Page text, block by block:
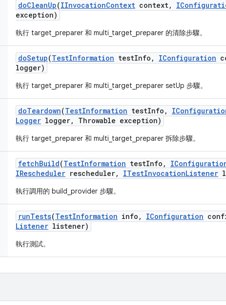
doCleanUp(IInvocationContext context,
exception)
執行 target_preparer 和 multi_target_preparer 的清除步驟。
doSetup(TestInformation testInfo , IConfiguration
logger)
執行 target_preparer 和 multi_target_preparer setUp 步驟。
doTeardown(TestInformation testInfo ,
Logger logger, Throwable exception)
執行 target_preparer 和 multi_target_preparer 拆除步驟。
fetchBuild(TestInformation testInfo ,
IRescheduler rescheduler, ITestInvocationListener
執行調用的 build_provider 步驟。
runTests(TestInformation info , IConfiguration
Listener listener)
執行測試。